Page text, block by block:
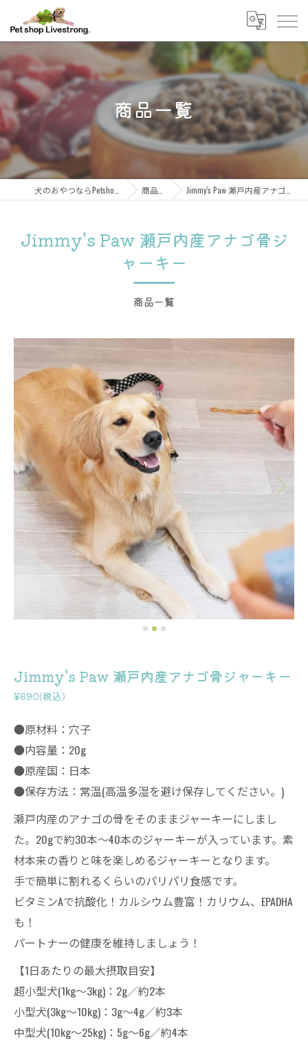
商品一覧
商品一覧 Jimmy's Paw 瀬戸内産アナゴ骨ジャーキー
商品一覧
Jimmy's Paw 瀬戸内産アナゴ骨ジ
ャーキー
Jimmy's Paw 瀬戸内産アナゴ骨ジャーキー
¥690(税込)
●原材料：穴子
●内容量：20g
●原産国：日本
●保存方法：常温(高温多湿を避け保存してください。)
瀬戸内産のアナゴの骨をそのままジャーキーにしまし
た。20gで約30本〜40本のジャーキーが入っています。素
材本来の香りと味を楽しめるジャーキーとなります。
手で簡単に割れるくらいのパリパリ食感です。
ビタミンAで抗酸化！カルシウム豊富！カリウム、EPADHA
も！
パートナーの健康を維持しましょう！
【1日あたりの最大摂取目安】
超小型犬(1kg〜3kg)：2g／約2本
小型犬(3kg〜10kg)：3g〜4g／約3本
中型犬(10kg〜25kg)：5g〜6g／約4本